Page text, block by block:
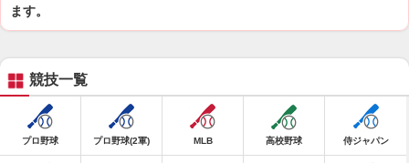
ます。
競技一覧
プロ野球 プロ野球(2軍) MLB 高校野球 侍ジャパン